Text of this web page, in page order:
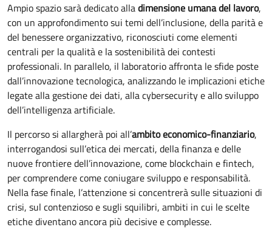
Ampio spazio sarà dedicato alladimensione umana del lavoro,
con un approfondimento sui temi dell’inclusione, della parità e
del benessere organizzativo, riconosciuti come elementi
centrali per la qualità e la sostenibilità dei contesti
professionali. In parallelo, il laboratorio affronta le sfide poste
dall’innovazione tecnologica, analizzando le implicazioni etiche
legate alla gestione dei dati, alla cybersecurity e allo sviluppo
dell’intelligenza artificiale.
Il percorso si allargherà poi all’ambito economico-finanziario,
interrogandosi sull’etica dei mercati, della finanza e delle
nuove frontiere dell’innovazione, come blockchain e fintech,
per comprendere come coniugare sviluppo e responsabilità.
Nella fase finale, l’attenzione si concentrerà sulle situazioni di
crisi, sul contenzioso e sugli squilibri, ambiti in cui le scelte
etiche diventano ancora più decisive e complesse.